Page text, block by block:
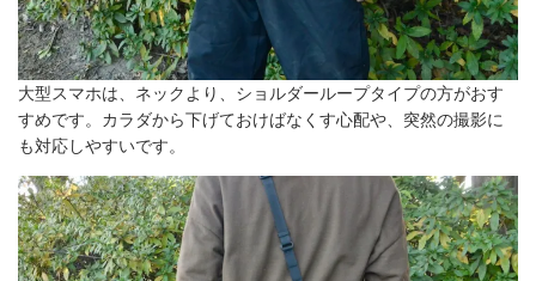
大型スマホは、ネックより、ショルダーループタイプの方がおす
すめです。カラダから下げておけばなくす心配や、突然の撮影に
も対応しやすいです。